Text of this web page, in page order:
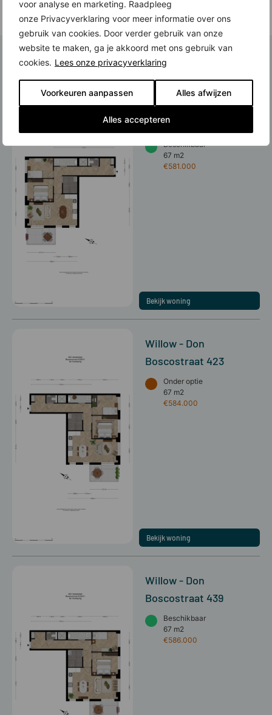
voor analyse en marketing. Raadpleeg
onze Privacyverklaring voor meer informatie over ons
gebruik van cookies. Door verder gebruik van onze
website te maken, ga je akkoord met ons gebruik van
cookies. Lees onze privacyverklaring
Voorkeuren aanpassen Alles afwijzen
Alles accepteren
Vergelijkbare woningen
Willow - Don
Boscostraat 407
Beschikbaar
67 m2
€581.000
Bekijk woning
Willow - Don
Boscostraat 423
Onder optie
67 m2
€584.000
Bekijk woning
Willow - Don
Boscostraat 439
Beschikbaar
67 m2
€586.000